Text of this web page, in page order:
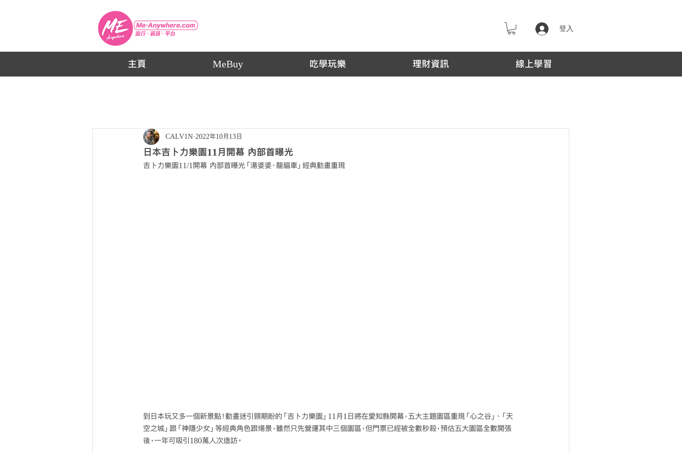
登入
主頁 MeBuy 吃學玩樂 理財資訊 線上學習
日本吉卜力樂園11月開幕 內部首曝光
CALV1N 2022年10月13日
吉卜力樂園11/1開幕 內部首曝光「湯婆婆、龍貓車」經典動畫重現
到日本玩又多一個新景點！動畫迷引頸期盼的「吉卜力樂園」11月1日將在愛知縣開幕，五大主題園區重現「心之谷」、「天
空之城」跟「神隱少女」等經典角色跟場景，雖然只先營運其中三個園區，但門票已經被全數秒殺，預估五大園區全數開張
後，一年可吸引180萬人次造訪。